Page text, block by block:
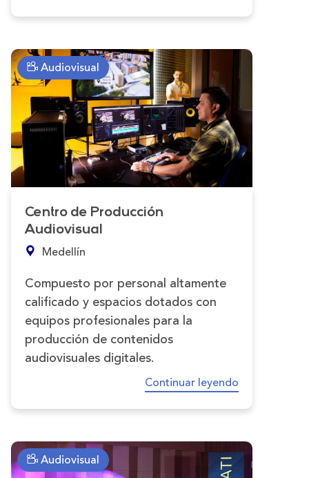
Audiovisual
Centro de Producción
Audiovisual
Medellín
Compuesto por personal altamente
calificado y espacios dotados con
equipos profesionales para la
producción de contenidos
audiovisuales digitales.
Continuar leyendo
Audiovisual